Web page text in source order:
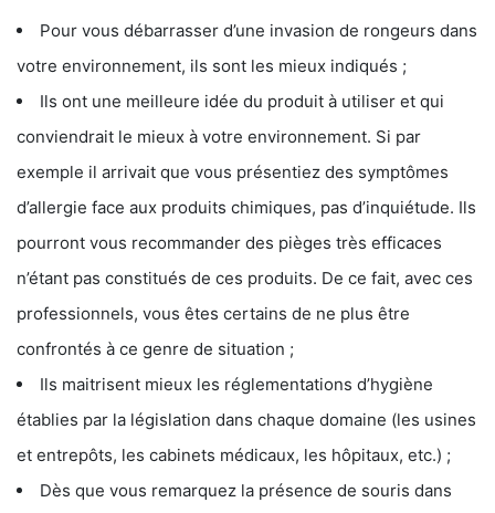
Pour vous débarrasser d’une invasion de rongeurs dans
votre environnement, ils sont les mieux indiqués ;
Ils ont une meilleure idée du produit à utiliser et qui
conviendrait le mieux à votre environnement. Si par
exemple il arrivait que vous présentiez des symptômes
d’allergie face aux produits chimiques, pas d’inquiétude. Ils
pourront vous recommander des pièges très efficaces
n’étant pas constitués de ces produits. De ce fait, avec ces
professionnels, vous êtes certains de ne plus être
confrontés à ce genre de situation ;
Ils maitrisent mieux les réglementations d’hygiène
établies par la législation dans chaque domaine (les usines
et entrepôts, les cabinets médicaux, les hôpitaux, etc.) ;
Dès que vous remarquez la présence de souris dans